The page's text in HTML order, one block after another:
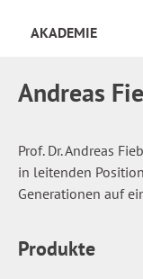
AKADEMIE
Andreas
Prof. Dr. Andreas
in leitenden
Generationen auf
Produkte